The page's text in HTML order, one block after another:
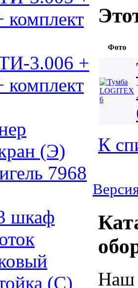
комплект
3.006 +
комплект
(Э)
7968
шкаф
(С)
Фото
К
Наш